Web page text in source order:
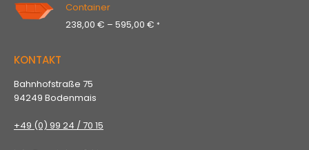
Container
238,00 € – 595,00 € Preisspanne:
*
KONTAKT
Bahnhofstraße 75
94249 Bodenmais
+49 (0) 99 24 / 70 15